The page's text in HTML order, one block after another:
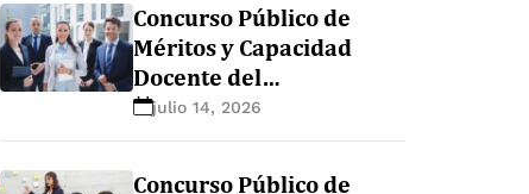
Concurso Público de
Méritos y Capacidad
Docente del
Departamento
Académico de Clínicas
julio 14, 2026
Concurso Público de